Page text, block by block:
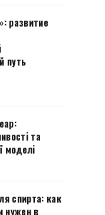
развитие
путь
та
моделі
спирта: как
нужен в